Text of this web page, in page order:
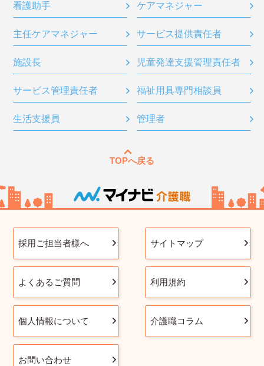
看護助手 ケアマネジャー
主任ケアマネジャー サービス提供責任者
施設長 児童発達支援管理責任者
サービス管理責任者 福祉用具専門相談員
生活支援員 管理者
TOPへ戻る
採用ご担当者様へ サイトマップ
よくあるご質問 利用規約
個人情報について 介護職コラム
お問い合わせ